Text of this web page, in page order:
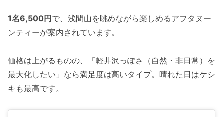
1名6,500円で、浅間山を眺めながら楽しめるアフタヌー
ンティーが案内されています。
価格は上がるものの、「軽井沢っぽさ（自然・非日常）を
最大化したい」なら満足度は高いタイプ。晴れた日はケシ
キも最高です。